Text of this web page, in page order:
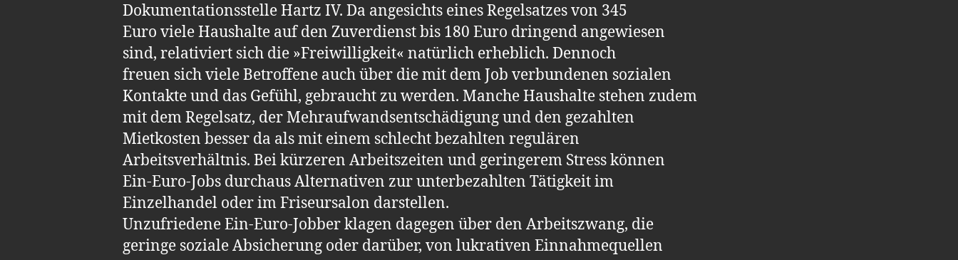
Dokumen­ta­­tions­stelle Hartz IV. Da angesichts eines Regelsatzes von 345
Euro viele Haushalte auf den Zuverdienst bis 180 Euro dringend angewiesen
sind, relativiert sich die »Freiwilligkeit« natürlich erheblich. Dennoch
freuen sich viele Betroffene auch über die mit dem Job verbundenen sozialen
Kontakte und das Gefühl, gebraucht zu werden. Manche Haushalte stehen zudem
mit dem Regelsatz, der Mehraufwandsentschädigung und den gezahlten
Mietkosten besser da als mit einem schlecht bezahlten regulären
Arbeitsverhältnis. Bei kürzeren Arbeitszeiten und geringerem Stress können
Ein-Euro-Jobs durch­aus Alternativen zur unterbezahlten Tätigkeit im
Einzelhandel oder im Friseursalon darstellen.
Unzufriedene Ein-Euro-Jobber klagen dagegen über den Arbeitszwang, die
geringe soziale Absicherung oder darüber, von lukrativen Einnahmequellen